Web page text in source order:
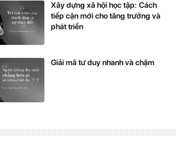
Xây dựng xã hội học tập: Cách
tiếp cận mới cho tăng trưởng và
phát triển
Giải mã tư duy nhanh và chậm